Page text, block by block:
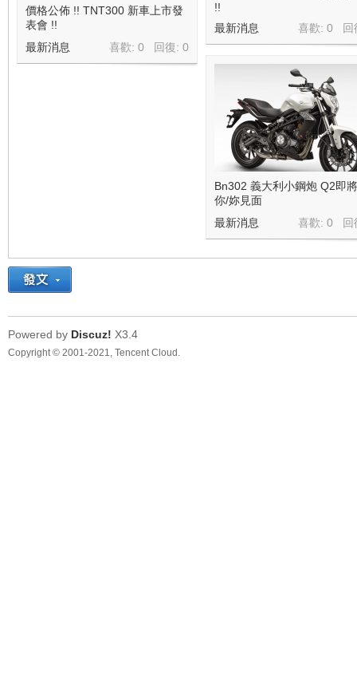
!!
喜歡: 0 回
最新消息
價格公佈 !! TNT300 新車上市發
表會 !!
喜歡: 0 回復: 0
最新消息
Bn302 義大利小鋼炮 Q2即
你/妳見面
喜歡: 0 回
最新消息
Powered by Discuz! X3.4
Copyright © 2001-2021, Tencent Cloud.